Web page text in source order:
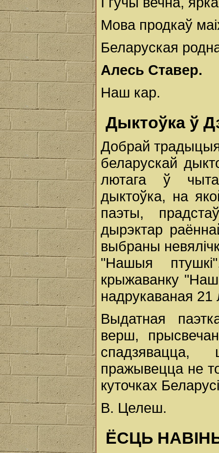
Мова продкаў
Беларуская
Алесь Ставер.
Наш кар.
Дыктоўка ў
Добрай
беларускай
лютага ў
дыктоўка, на
паэты,
дырэктар
выбраны
"Нашыя
крыжаванку
надрукаваная 21
Выдатная
верш,
пражывецца не
куточках
В. Целеш.
ЁСЦЬ